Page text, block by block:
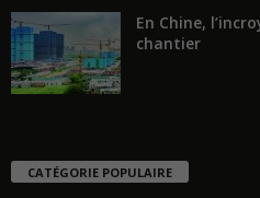
En Chine,
chantier
CATÉGORIE POPULAIRE